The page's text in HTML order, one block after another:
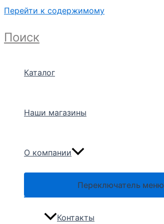
Перейти к содержимому
Поиск
Каталог
Наши магазины
О компании
Переключатель меню
Контакты